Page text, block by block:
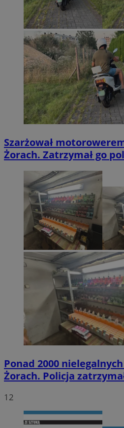
Szarżował
Żorach. Zatrzymał go
Ponad 2000
Żorach. Policja
12